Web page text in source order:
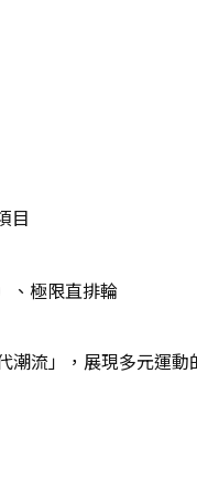
目
、極限直排輪
流」，展現多元運動